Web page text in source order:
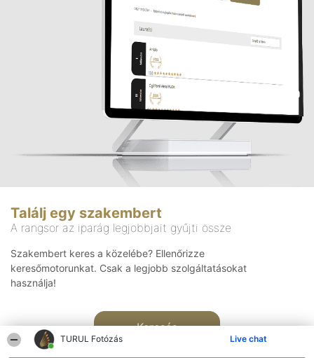
TURUL Fotózás Live chat
Találj egy szakembert
A rangsor az iparág legjobbjait gyűjti össze
Szakembert keres a közelébe? Ellenőrizze
keresőmotorunkat. Csak a legjobb szolgáltatásokat
használja!
Keresés